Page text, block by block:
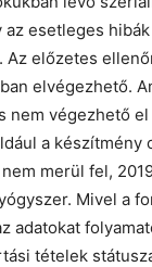
esetleges
Az előzetes
elvégezhető.
végezhető
a készítmény
merül fel,
Mivel a
adatokat
tételek